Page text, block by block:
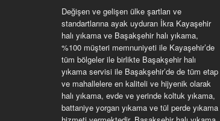
Değişen ve gelişen ülke şartları ve
standartlarına ayak uyduran İkra Kayaşehir
halı yıkama ve Başakşehir halı yıkama,
%100 müşteri memnuniyeti ile Kayaşehir’de
tüm bölgeler ile birlikte Başakşehir halı
yıkama servisi ile Başakşehir’de de tüm etap
ve mahallelere en kaliteli ve hijyenik olarak
halı yıkama, evde ve yerinde koltuk yıkama,
battaniye yorgan yıkama ve tül perde yıkama